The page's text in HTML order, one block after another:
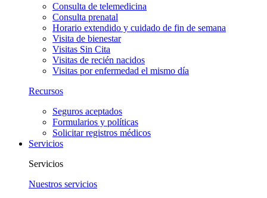
Consulta de telemedicina
Consulta prenatal
Horario extendido y cuidado de fin de semana
Visita de bienestar
Visitas Sin Cita
Visitas de recién nacidos
Visitas por enfermedad el mismo día
Recursos
Seguros aceptados
Formularios y políticas
Solicitar registros médicos
Servicios
Servicios
Nuestros servicios